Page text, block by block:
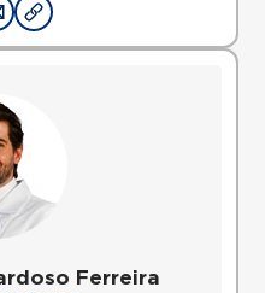
Ferreira